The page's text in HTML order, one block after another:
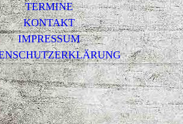
TERMINE
KONTAKT
IMPRESSUM